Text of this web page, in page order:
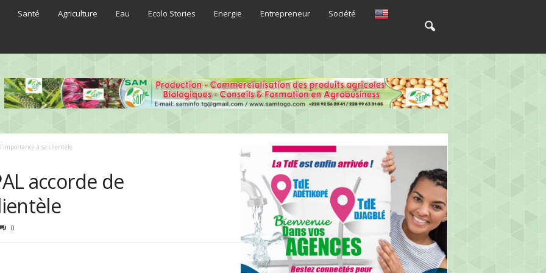
Santé Agriculture Eau Ecolo Stories Energie Entrepreneur Société
à sa clientèle
accorde de
0